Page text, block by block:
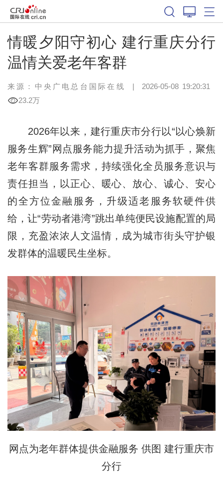
情暖夕阳守初心 建行重庆分行
温情关爱老年客群
来源：中央广电总台国际在线 | 2026-05-08 19:20:31
23.2万
2026年以来，建行重庆市分行以“以心焕新
服务生辉”网点服务能力提升活动为抓手，聚焦
老年客群服务需求，持续强化全员服务意识与
责任担当，以正心、暖心、放心、诚心、安心
的全方位金融服务，升级适老服务软硬件供
给，让“劳动者港湾”跳出单纯便民设施配置的局
限，充盈浓浓人文温情，成为城市街头守护银
发群体的温暖民生坐标。
网点为老年群体提供金融服务 供图 建行重庆市
分行